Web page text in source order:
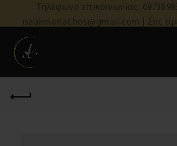
Τηλέφωνο επικοινωνίας:
isaakmonachos@gmail.com | Στις